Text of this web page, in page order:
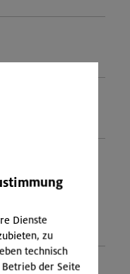
fallen
Verpflegung,
Dienste
zu
technisch
der Seite